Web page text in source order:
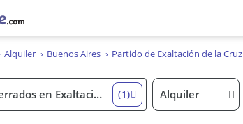
Alquiler Buenos Aires Partido de Exaltación de la Cruz
(1) Alquiler